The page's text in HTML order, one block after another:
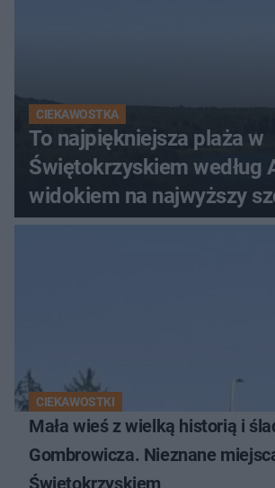
CIEKAWOSTKA
To najpiękniejsza plaża w
Świętokrzyskiem według
widokiem na najwyższy
Świętokrzyskich
CIEKAWOSTKI
Mała wieś z wielką historią i
Gombrowicza. Nieznane
Świętokrzyskiem